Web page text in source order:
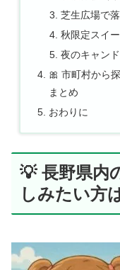
芝生広場で
秋限定スイ
夜のキャン
🎀 市町村から
まとめ
おわりに
💡 長野県内
しみたい方